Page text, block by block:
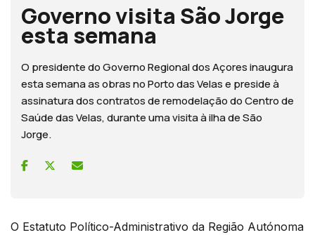
Governo visita São Jorge
esta semana
O presidente do Governo Regional dos Açores inaugura
esta semana as obras no Porto das Velas e preside à
assinatura dos contratos de remodelação do Centro de
Saúde das Velas, durante uma visita à ilha de São
Jorge.
O Estatuto Político-Administrativo da Região Autónoma